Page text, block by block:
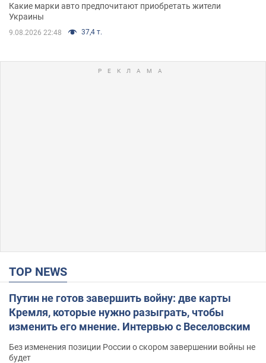
Какие марки авто предпочитают приобретать жители
Украины
9.08.2026 22:48 37,4 т.
TOP NEWS
Путин не готов завершить войну: две карты
Кремля, которые нужно разыграть, чтобы
изменить его мнение. Интервью с Веселовским
Без изменения позиции России о скором завершении войны не
будет